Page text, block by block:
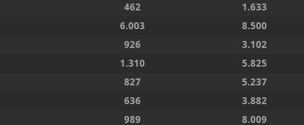
462 1.633
6.003 8.500
926 3.102
1.310 5.825
827 5.237
636 3.882
989 8.009